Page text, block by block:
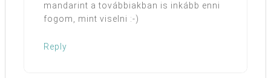
mandarint a továbbiakban is inkább enni
fogom, mint viselni :-)
Reply